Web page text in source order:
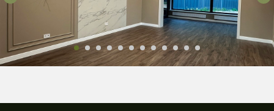
Согласен (-а)
на получение рекламных